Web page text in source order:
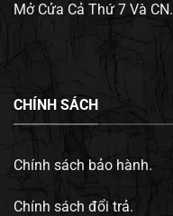
Mở Cửa Cả Thứ 7 Và CN.
CHÍNH SÁCH
Chính sách bảo hành.
Chính sách đổi trả.